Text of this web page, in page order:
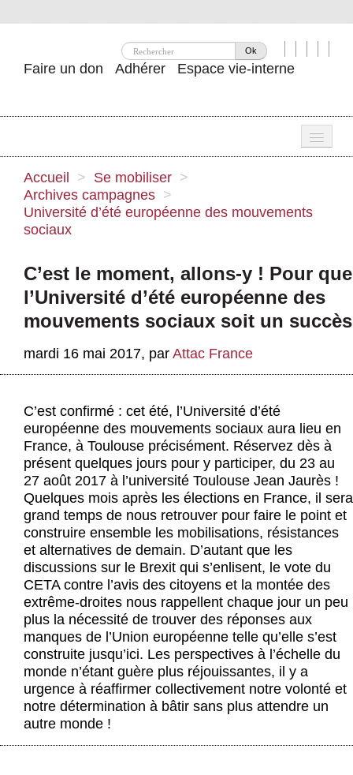
Ok
Faire un don Adhérer Espace vie-interne
Attac ?
Nos idées
Se mobiliser
Publications
Agenda
Actus et médias
Accueil > Se mobiliser >
Archives campagnes >
Université d’été européenne des mouvements
sociaux
C’est le moment, allons-y ! Pour que
l’Université d’été européenne des
mouvements sociaux soit un succès
mardi 16 mai 2017, par Attac France
C’est confirmé : cet été, l’Université d’été
européenne des mouvements sociaux aura lieu en
France, à Toulouse précisément. Réservez dès à
présent quelques jours pour y participer, du 23 au
27 août 2017 à l’université Toulouse Jean Jaurès !
Quelques mois après les élections en France, il sera
grand temps de nous retrouver pour faire le point et
construire ensemble les mobilisations, résistances
et alternatives de demain. D’autant que les
discussions sur le Brexit qui s’enlisent, le vote du
CETA contre l’avis des citoyens et la montée des
extrême-droites nous rappellent chaque jour un peu
plus la nécessité de trouver des réponses aux
manques de l’Union européenne telle qu’elle s’est
construite jusqu’ici. Les perspectives à l’échelle du
monde n’étant guère plus réjouissantes, il y a
urgence à réaffirmer collectivement notre volonté et
notre détermination à bâtir sans plus attendre un
autre monde !